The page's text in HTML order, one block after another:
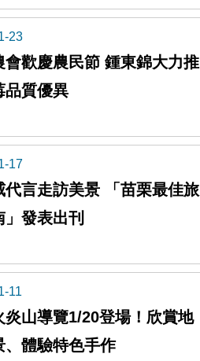
23
會歡慶農民節 鍾東錦大力推
品質優異
17
代言走訪美景 「苗栗最佳旅
」發表出刊
11
炎山導覽1/20登場！欣賞地
、體驗特色手作